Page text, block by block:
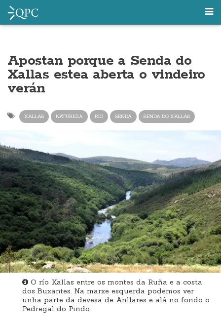
Apostan porque a Senda do
Xallas estea aberta o vindeiro
verán
XALLAS NATUREZA RIO SENDA SENDA DO XALLAS
O río Xallas entre os montes da Ruña e a costa
dos Buxantes. Na marxe esquerda podemos ver
unha parte da devesa de Anllares e alá no fondo o
Pedregal do Pindo